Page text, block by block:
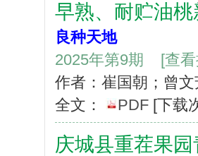
早熟、耐贮油
良种天地
2025年第9期
[查
作者：崔国朝；曾
全文：
PDF [下载
庆城县重茬果